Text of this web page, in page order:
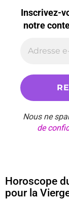
Inscrivez-
notre
Nous ne
de
Horoscope
pour la